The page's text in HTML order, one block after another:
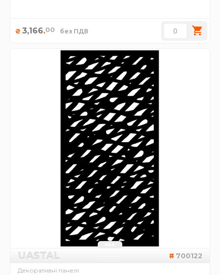
₴ 3,166.00 без ПДВ
UASTAL 700122
Декоративні панелі